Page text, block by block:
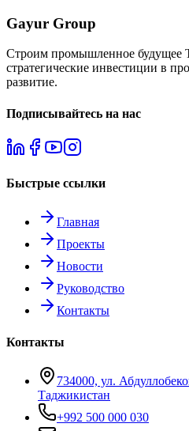
Gayur Group
Строим промышленное будущее
стратегические инвестиции в
развитие.
Подписывайтесь на нас
Быстрые ссылки
Главная
Проекты
Новости
Руководство
Контакты
Контакты
734000, ул.
Таджикистан
+992 500 000 030